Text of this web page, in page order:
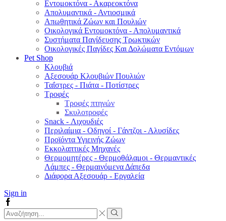
Εντομοκτόνα - Ακαρεοκτόνα
Απολυμαντικά - Αντιοσμικά
Απωθητικά Ζώων και Πουλιών
Οικολογικά Εντομοκτόνα - Απολυμαντικά
Συστήματα Παγίδευσης Τρωκτικών
Οικολογικές Παγίδες Και Δολώματα Εντόμων
Pet Shop
Κλουβιά
Αξεσουάρ Κλουβιών Πουλιών
Ταΐστρες - Πιάτα - Ποτίστρες
Τροφές
Τροφές πτηνών
Σκυλοτροφές
Snack - Λιχουδιές
Περιλαίμια - Οδηγοί - Γάντζοι - Αλυσίδες
Προϊόντα Υγιεινής Ζώων
Εκκολαπτικές Μηχανές
Θερμομητέρες - Θερμοθάλαμοι - Θερμαντικές
Λάμπες - Θερμαινόμενα Δάπεδα
Διάφορα Αξεσουάρ - Εργαλεία
Sign in
Facebook
Search